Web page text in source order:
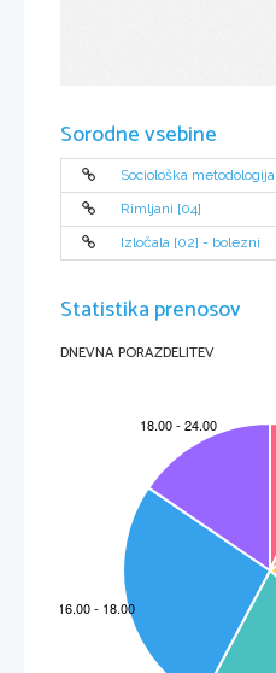
Sorodne vsebine
Sociološka metodologija
Rimljani [04]
Izločala [02] - bolezni
Statistika prenosov
DNEVNA PORAZDELITEV